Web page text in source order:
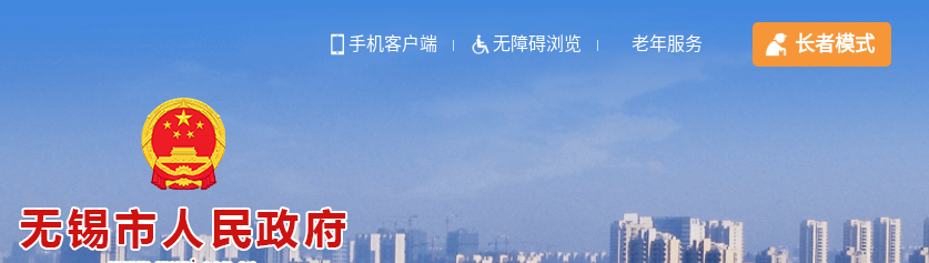
手机客户端 无障碍浏览 老年服务 长者模式